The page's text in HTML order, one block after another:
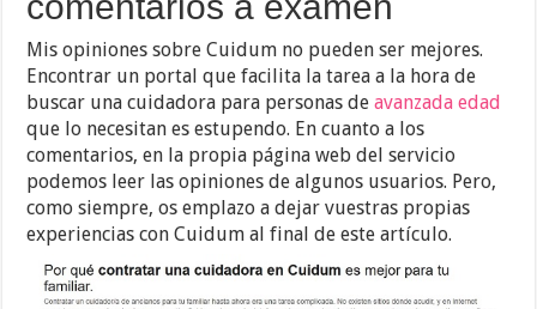
Mis opiniones sobre Cuidum no pueden ser mejores.
Encontrar un portal que facilita la tarea a la hora de
buscar una cuidadora para personas deavanzada edad
que lo necesitan es estupendo. En cuanto a los
comentarios, en la propia página web del servicio
podemos leer las opiniones de algunos usuarios. Pero,
como siempre, os emplazo a dejar vuestras propias
experiencias con Cuidum al final de este artículo.